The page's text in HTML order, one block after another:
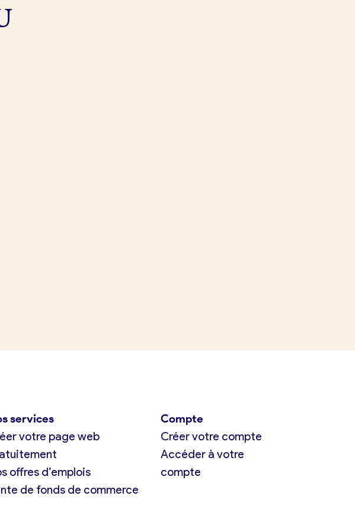
services
votre page web
offres d’emplois
de fonds de commerce
Compte
Créer votre compte
Accéder à votre
compte